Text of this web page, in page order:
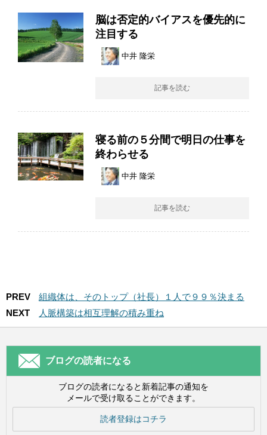
脳は否定的バイアスを優先的に
注目する
中井 隆栄
記事を読む
寝る前の５分間で明日の仕事を
終わらせる
中井 隆栄
記事を読む
PREV
組織体は、そのトップ（社長）１人で９９％決まる
NEXT
人脈構築は相互理解の積み重ね
ブログの読者になる
ブログの読者になると新着記事の通知を
メールで受け取ることができます。
読者登録はコチラ